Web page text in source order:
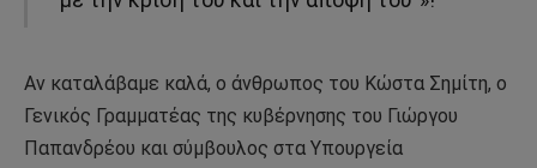
Αν καταλάβαμε καλά, ο άνθρωπος του Κώστα Σημίτη, ο
Γενικός Γραμματέας της κυβέρνησης του Γιώργου
Παπανδρέου και σύμβουλος στα Υπουργεία